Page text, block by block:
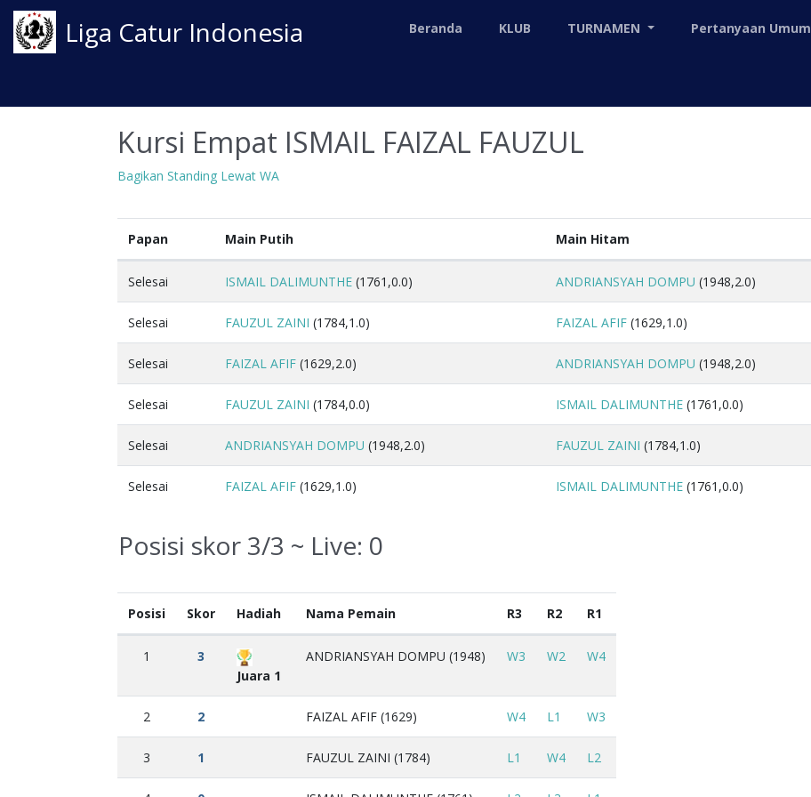
Liga Catur Indonesia Beranda KLUB TURNAMEN Pertanyaan Umum
Kursi Empat ISMAIL FAIZAL FAUZUL
Bagikan Standing Lewat WA
Papan Main Putih Main Hitam
Selesai ISMAIL DALIMUNTHE (1761,0.0) ANDRIANSYAH DOMPU (1948,2.0)
Selesai FAUZUL ZAINI (1784,1.0) FAIZAL AFIF (1629,1.0)
Selesai FAIZAL AFIF (1629,2.0) ANDRIANSYAH DOMPU (1948,2.0)
Selesai FAUZUL ZAINI (1784,0.0) ISMAIL DALIMUNTHE (1761,0.0)
Selesai ANDRIANSYAH DOMPU (1948,2.0) FAUZUL ZAINI (1784,1.0)
Selesai FAIZAL AFIF (1629,1.0) ISMAIL DALIMUNTHE (1761,0.0)
Posisi skor 3/3 ~ Live: 0
Posisi Skor Hadiah Nama Pemain R3 R2 R1
1
3
Juara 1
ANDRIANSYAH DOMPU (1948) W3 W2 W4
2 2 FAIZAL AFIF (1629) W4 L1 W3
3 1 FAUZUL ZAINI (1784) L1 W4 L2